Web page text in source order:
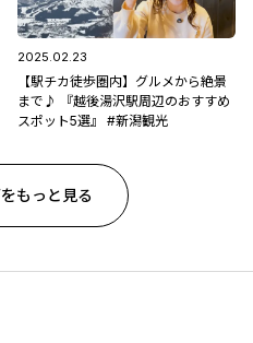
2025.02.23
【駅チカ徒歩圏内】グルメから絶景
まで♪ 『越後湯沢駅周辺のおすすめ
スポット5選』 #新潟観光
もっと見る